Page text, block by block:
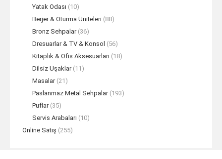
Yatak Odası (10)
Berjer & Oturma Üniteleri (88)
Bronz Sehpalar (36)
Dresuarlar & TV & Konsol (56)
Kitaplık & Ofis Aksesuarları (18)
Dilsiz Uşaklar (11)
Masalar (21)
Paslanmaz Metal Sehpalar (193)
Puflar (35)
Servis Arabaları (10)
Online Satış (255)